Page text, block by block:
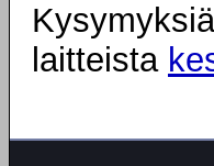
laitteista